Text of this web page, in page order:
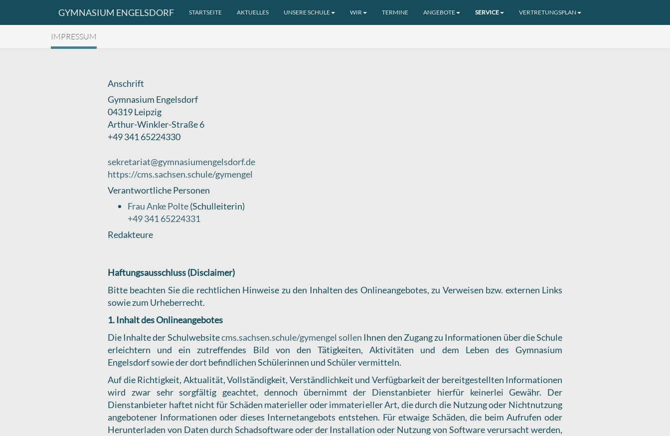
GYMNASIUM ENGELSDORF STARTSEITE AKTUELLES UNSERE SCHULE WIR TERMINE ANGEBOTE SERVICE VERTRETUNGSPLAN
IMPRESSUM
Anschrift
Gymnasium Engelsdorf
04319 Leipzig
Arthur-Winkler-Straße 6
+49 341 65224330
sekretariat@gymnasiumengelsdorf.de
https://cms.sachsen.schule/gymengel
Verantwortliche Personen
Frau Anke Polte(Schulleiterin)
+49 341 65224331
Redakteure
Haftungsausschluss (Disclaimer)
Bitte beachten Sie die rechtlichen Hinweise zu den Inhalten des Onlineangebotes, zu Verweisen bzw. externen Links
sowie zum Urheberrecht.
1. Inhalt des Onlineangebotes
Die Inhalte der Schulwebsitecms.sachsen.schule/gymengel sollen Ihnen den Zugang zu Informationen über die Schule
erleichtern und ein zutreffendes Bild von den Tätigkeiten, Aktivitäten und dem Leben des Gymnasium
Engelsdorf sowie der dort befindlichen Schülerinnen und Schüler vermitteln.
Auf die Richtigkeit, Aktualität, Vollständigkeit, Verständlichkeit und Verfügbarkeit der bereitgestellten Informationen
wird zwar sehr sorgfältig geachtet, dennoch übernimmt der Dienstanbieter hierfür keinerlei Gewähr. Der
Dienstanbieter haftet nicht für Schäden materieller oder immaterieller Art, die durch die Nutzung oder Nichtnutzung
angebotener Informationen oder dieses Internetangebots entstehen. Für etwaige Schäden, die beim Aufrufen oder
Herunterladen von Daten durch Schadsoftware oder der Installation oder Nutzung von Software verursacht werden,